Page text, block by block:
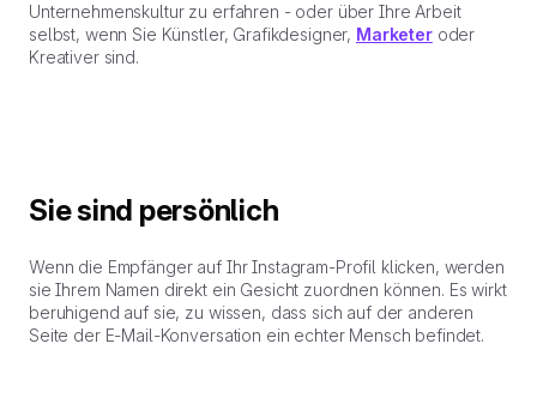
Unternehmenskultur zu erfahren - oder über Ihre Arbeit
selbst, wenn Sie Künstler, Grafikdesigner, Marketeroder
Kreativer sind.
Sie sind persönlich
Wenn die Empfänger auf Ihr Instagram-Profil klicken, werden
sie Ihrem Namen direkt ein Gesicht zuordnen können. Es wirkt
beruhigend auf sie, zu wissen, dass sich auf der anderen
Seite der E-Mail-Konversation ein echter Mensch befindet.